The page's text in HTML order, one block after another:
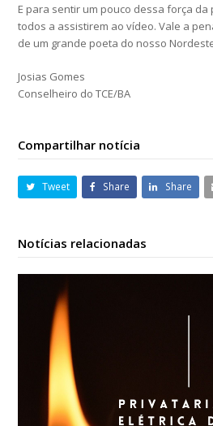
E para sentir um pouco dessa força
todos a assistirem ao vídeo. Vale a
de um grande poeta do nosso
Josias Gomes
Conselheiro do TCE/BA
Compartilhar notícia
Tweet Share Share
Notícias relacionadas